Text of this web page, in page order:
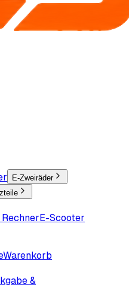
E-Zweiräder
E-Scooter
Warenkorb
&